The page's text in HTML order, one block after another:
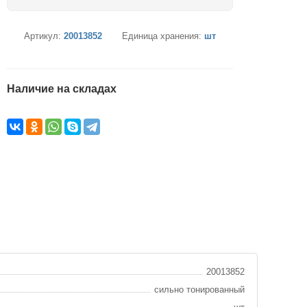
Артикул: 20013852 Единица хранения: шт
Наличие на складах
20013852
сильно тонированный